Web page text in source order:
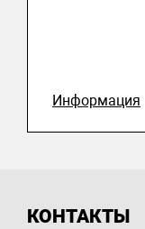
Информация
КОНТАКТЫ